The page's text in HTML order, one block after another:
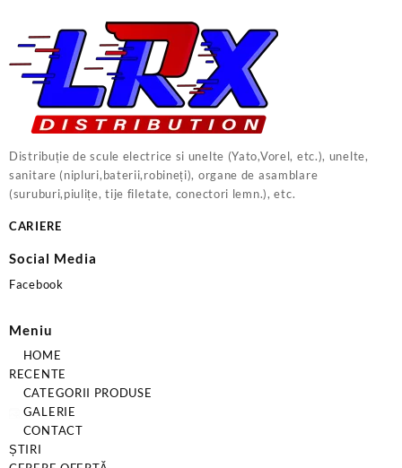
Distribuție de scule electrice si unelte (Yato,Vorel, etc.), unelte,
sanitare (nipluri,baterii,robineți), organe de asamblare
(suruburi,piulițe, tije filetate, conectori lemn.), etc.
CARIERE
Social Media
Facebook
Meniu
HOME
RECENTE
CATEGORII PRODUSE
GALERIE
CONTACT
ȘTIRI